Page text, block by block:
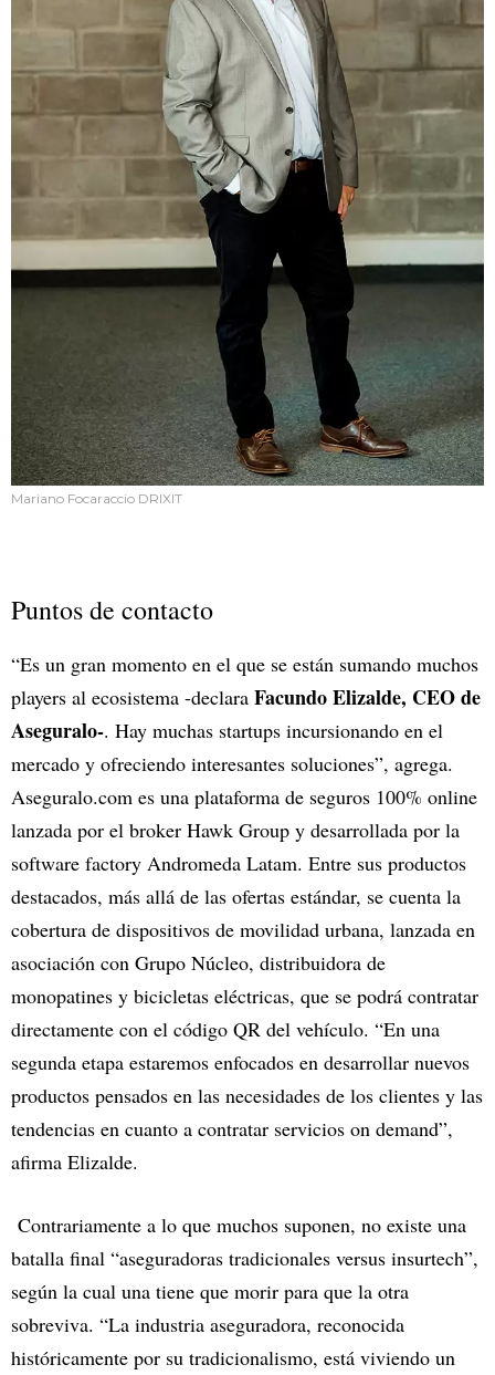
Mariano Focaraccio DRIXIT
Puntos de contacto
“Es un gran momento en el que se están sumando muchos
players al ecosistema -declara Facundo Elizalde, CEO de
Aseguralo-. Hay muchas startups incursionando en el
mercado y ofreciendo interesantes soluciones”, agrega.
Aseguralo.com es una plataforma de seguros 100% online
lanzada por el broker Hawk Group y desarrollada por la
software factory Andromeda Latam. Entre sus productos
destacados, más allá de las ofertas estándar, se cuenta la
cobertura de dispositivos de movilidad urbana, lanzada en
asociación con Grupo Núcleo, distribuidora de
monopatines y bicicletas eléctricas, que se podrá contratar
directamente con el código QR del vehículo. “En una
segunda etapa estaremos enfocados en desarrollar nuevos
productos pensados en las necesidades de los clientes y las
tendencias en cuanto a contratar servicios on demand”,
afirma Elizalde.
Contrariamente a lo que muchos suponen, no existe una
batalla final “aseguradoras tradicionales versus insurtech”,
según la cual una tiene que morir para que la otra
sobreviva. “La industria aseguradora, reconocida
históricamente por su tradicionalismo, está viviendo un